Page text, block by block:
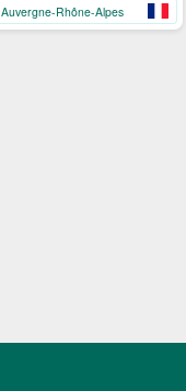
Auvergne-Rhône-Alpes